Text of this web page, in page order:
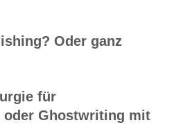
Oder ganz
für
oder Ghostwriting mit